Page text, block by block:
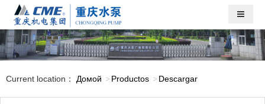
Current location： Домой Productos Descargar